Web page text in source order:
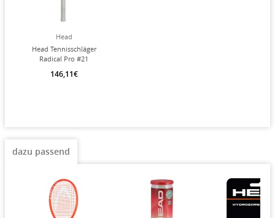
Head
Head Tennisschläger
Radical Pro #21
- besaitet -
146,11€
dazu passend